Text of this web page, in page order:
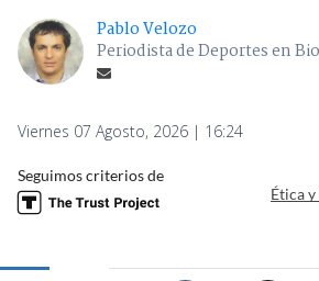
Pablo Velozo
Periodista de Deportes en
Viernes 07 Agosto, 2026 | 16:24
Seguimos criterios de
Ética